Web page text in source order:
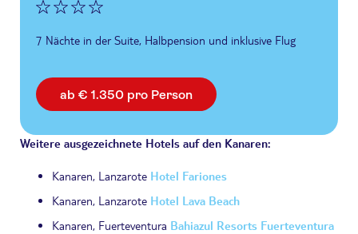
7 Nächte in der Suite, Halbpension und inklusive Flug
ab € 1.350 pro Person
Weitere ausgezeichnete Hotels auf den Kanaren:
Kanaren, Lanzarote Hotel Fariones
Kanaren, Lanzarote Hotel Lava Beach
Kanaren, Fuerteventura Bahiazul Resorts Fuerteventura